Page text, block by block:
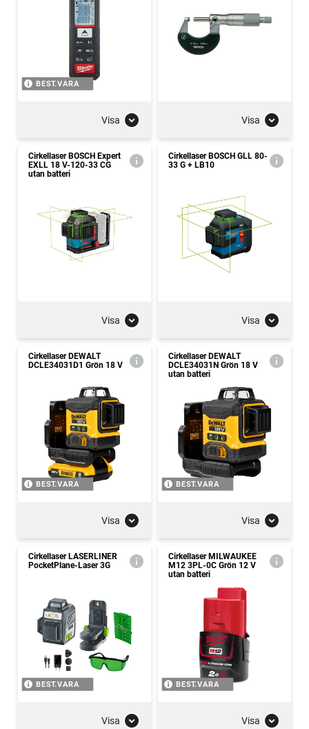
BEST.VARA
Visa Visa
Cirkellaser BOSCH Expert
EXLL 18 V-120-33 CG
utan batteri
Visa
Cirkellaser BOSCH GLL 80-
33 G + LB10
Visa
Cirkellaser DEWALT
DCLE34031D1 Grön 18 V
BEST.VARA
Visa
Cirkellaser DEWALT
DCLE34031N Grön 18 V
utan batteri
BEST.VARA
Visa
Cirkellaser LASERLINER
PocketPlane-Laser 3G
BEST.VARA
Visa
Cirkellaser MILWAUKEE
M12 3PL-0C Grön 12 V
utan batteri
BEST.VARA
Visa